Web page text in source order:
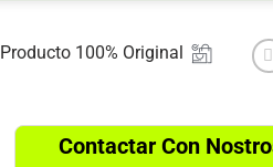
Producto 100% Original
Contactar Con